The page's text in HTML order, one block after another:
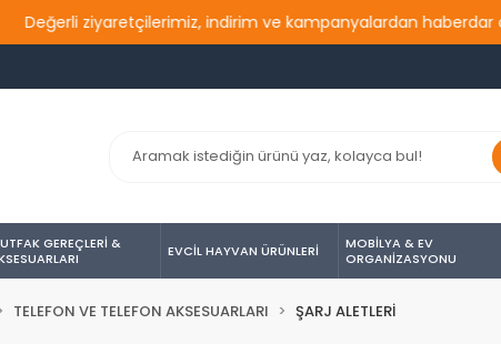
ziyaretçilerimiz, indirim ve kampanyalardan haberdar
GEREÇLERİ &
EVCİL HAYVAN ÜRÜNLERİ
MOBİLYA & EV
ORGANİZASYONU
TELEFON VE TELEFON AKSESUARLARI ŞARJ ALETLERİ